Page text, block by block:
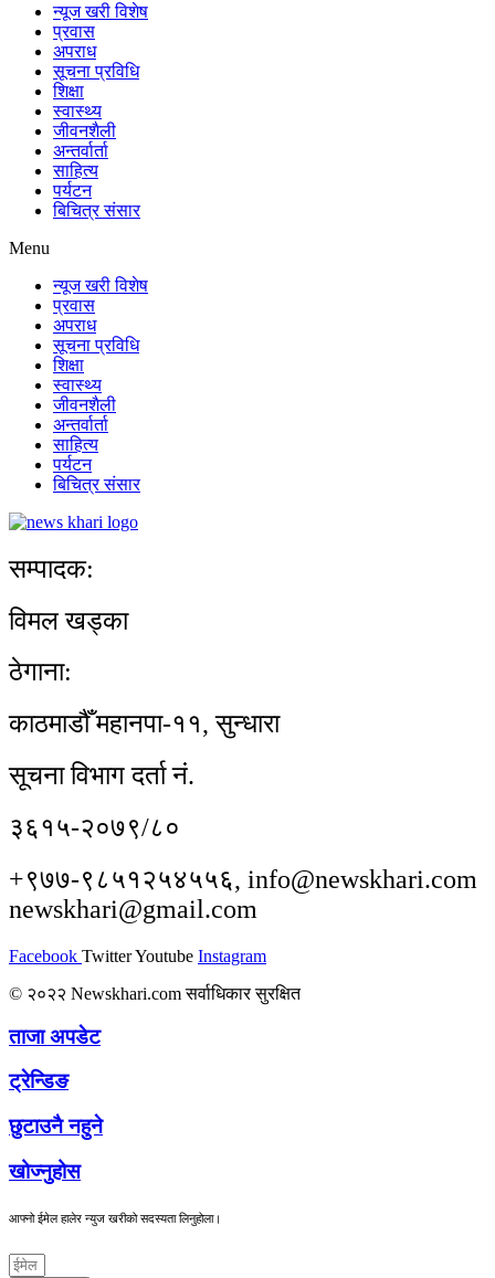
न्यूज खरी विशेष
प्रवास
अपराध
सूचना प्रविधि
शिक्षा
स्वास्थ्य
जीवनशैली
अन्तर्वार्ता
साहित्य
पर्यटन
बिचित्र संसार
Menu
न्यूज खरी विशेष
प्रवास
अपराध
सूचना प्रविधि
शिक्षा
स्वास्थ्य
जीवनशैली
अन्तर्वार्ता
साहित्य
पर्यटन
बिचित्र संसार
सम्पादक:
विमल खड्का
ठेगाना:
काठमाडौँ महानपा-११, सुन्धारा
सूचना विभाग दर्ता नं.
३६१५-२०७९/८०
+९७७-९८५१२५४५५६, info@newskhari.com
newskhari@gmail.com
Facebook TwitterYoutube Instagram
© २०२२ Newskhari.com सर्वाधिकार सुरक्षित
ताजा अपडेट
ट्रेन्डिङ
छुटाउनै नहुने
खोज्नुहोस
आफ्नो ईमेल हालेर न्युज खरीको सदस्यता लिनुहोला।